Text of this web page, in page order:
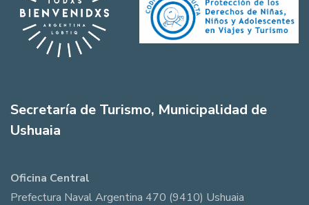
Secretaría de Turismo, Municipalidad de
Ushuaia
Oficina Central
Prefectura Naval Argentina 470 (9410) Ushuaia